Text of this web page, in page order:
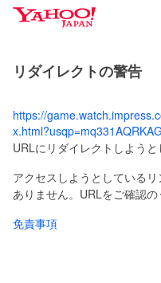
Y
o
o
J
A
P
A
N
リダイレクトの警告
https://
URLにリダイレクトしようと
アクセスしようとしている
ありません。URLをご確認の
免責事項